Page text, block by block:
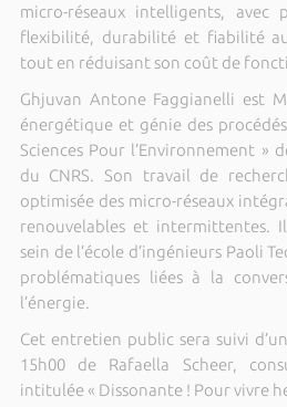
micro-réseaux intelligents, avec
flexibilité, durabilité et fiabilité
tout en réduisant son coût de
Ghjuvan Antone Faggianelli est
énergétique et génie des
Sciences Pour l’Environnement »
du CNRS. Son travail de
optimisée des micro-réseaux
renouvelables et intermittentes.
sein de l’école d’ingénieurs Paoli
problématiques liées à la
l’énergie.
Cet entretien public sera suivi
15h00 de Rafaella Scheer,
intitulée « Dissonante ! Pour vivre